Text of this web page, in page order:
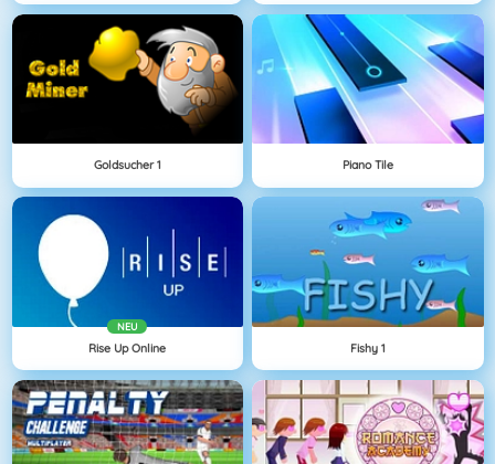
Goldsucher 1 Piano Tile
NEU
Rise Up Online Fishy 1